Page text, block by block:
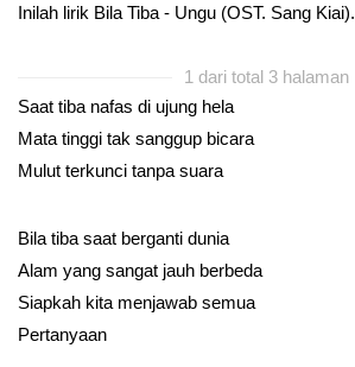
Inilah lirik Bila Tiba - Ungu (OST. Sang Kiai).
1 dari total 3 halaman
Saat tiba nafas di ujung hela
Mata tinggi tak sanggup bicara
Mulut terkunci tanpa suara
Bila tiba saat berganti dunia
Alam yang sangat jauh berbeda
Siapkah kita menjawab semua
Pertanyaan